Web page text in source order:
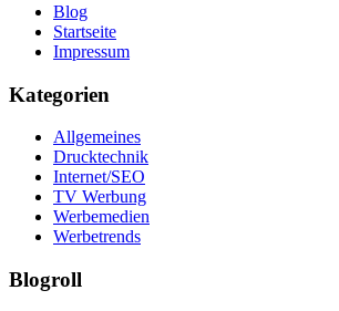
Blog
Startseite
Impressum
Kategorien
Allgemeines
Drucktechnik
Internet/SEO
TV Werbung
Werbemedien
Werbetrends
Blogroll